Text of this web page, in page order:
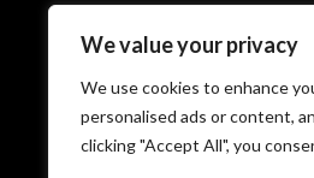
We value your privacy
We use cookies to enhance
personalised ads or content,
clicking "Accept All", you